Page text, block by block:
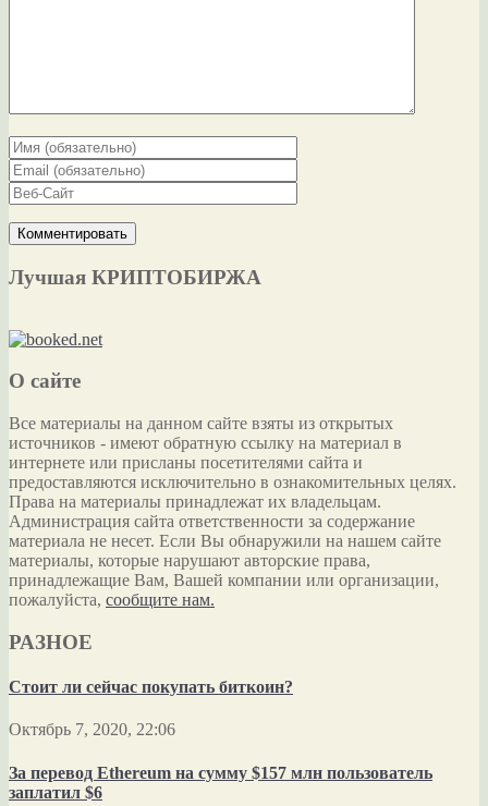
Лучшая КРИПТОБИРЖА
О сайте
Все материалы на данном сайте взяты из открытых
источников - имеют обратную ссылку на материал в
интернете или присланы посетителями сайта и
предоставляются исключительно в ознакомительных целях.
Права на материалы принадлежат их владельцам.
Администрация сайта ответственности за содержание
материала не несет. Если Вы обнаружили на нашем сайте
материалы, которые нарушают авторские права,
принадлежащие Вам, Вашей компании или организации,
пожалуйста, сообщите нам.
РАЗНОЕ
Стоит ли сейчас покупать биткоин?
Октябрь 7, 2020, 22:06
За перевод Ethereum на сумму $157 млн пользователь
заплатил $6